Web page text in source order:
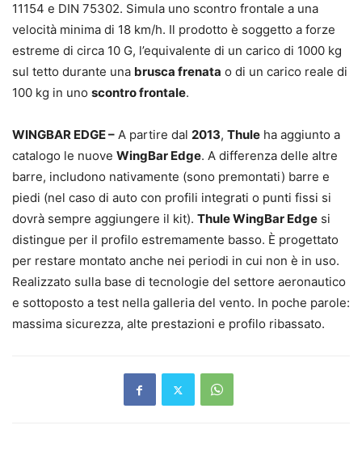
11154 e DIN 75302. Simula uno scontro frontale a una
velocità minima di 18 km/h. Il prodotto è soggetto a forze
estreme di circa 10 G, l’equivalente di un carico di 1000 kg
sul tetto durante una brusca frenata o di un carico reale di
100 kg in uno scontro frontale.
WINGBAR EDGE – A partire dal 2013, Thule ha aggiunto a
catalogo le nuove WingBar Edge. A differenza delle altre
barre, includono nativamente (sono premontati) barre e
piedi (nel caso di auto con profili integrati o punti fissi si
dovrà sempre aggiungere il kit). Thule WingBar Edge si
distingue per il profilo estremamente basso. È progettato
per restare montato anche nei periodi in cui non è in uso.
Realizzato sulla base di tecnologie del settore aeronautico
e sottoposto a test nella galleria del vento. In poche parole:
massima sicurezza, alte prestazioni e profilo ribassato.